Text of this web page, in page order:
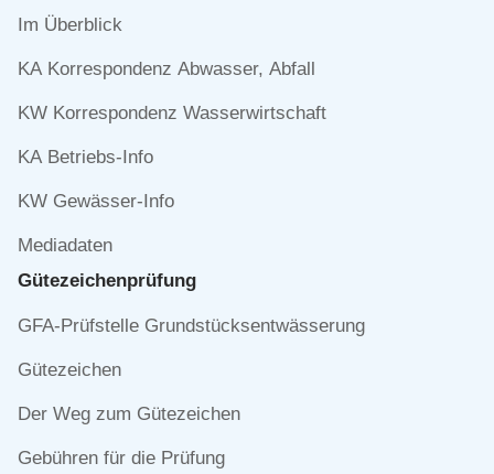
Navigation
Im Überblick
KA Korrespondenz Abwasser, Abfall
KW Korrespondenz Wasserwirtschaft
KA Betriebs-Info
KW Gewässer-Info
Mediadaten
Gütezeichen­prüfung
Navigation
GFA-Prüfstelle Grundstücksentwässerung
Gütezeichen
Der Weg zum Gütezeichen
Gebühren für die Prüfung